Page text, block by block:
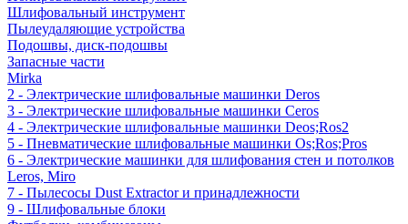
Шлифовальный инструмент
Пылеудаляющие устройства
Подошвы, диск-подошвы
Запасные части
Mirka
2 - Электрические шлифовальные машинки Deros
3 - Электрические шлифовальные машинки Ceros
4 - Электрические шлифовальные машинки Deos;Ros2
5 - Пневматические шлифовальные машинки Os;Ros;Pros
6 - Электрические машинки для шлифования стен и потолков
Leros, Miro
7 - Пылесосы Dust Extractor и принадлежности
9 - Шлифовальные блоки